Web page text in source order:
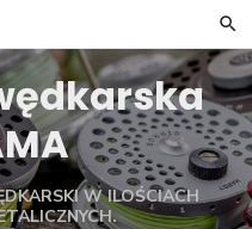
W ILOŚCIACH